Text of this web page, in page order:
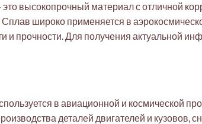
высокопрочный материал с отличной
широко применяется в
и прочности. Для получения актуальной
в авиационной и космической
деталей двигателей и кузовов,